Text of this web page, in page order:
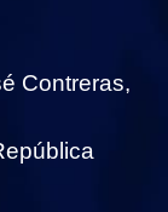
Contreras,